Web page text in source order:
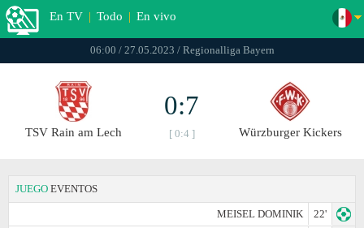
En TV | Todo | En vivo
06:00 / 27.05.2023 / Regionalliga Bayern
TSV Rain am Lech
0:7
[ 0:4 ] Würzburger Kickers
JUEGO EVENTOS
MEISEL DOMINIK
22'